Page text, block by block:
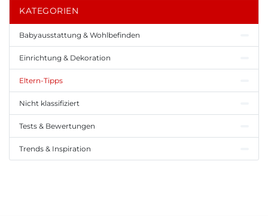
KATEGORIEN
Babyausstattung & Wohlbefinden
Einrichtung & Dekoration
Eltern-Tipps
Nicht klassifiziert
Tests & Bewertungen
Trends & Inspiration